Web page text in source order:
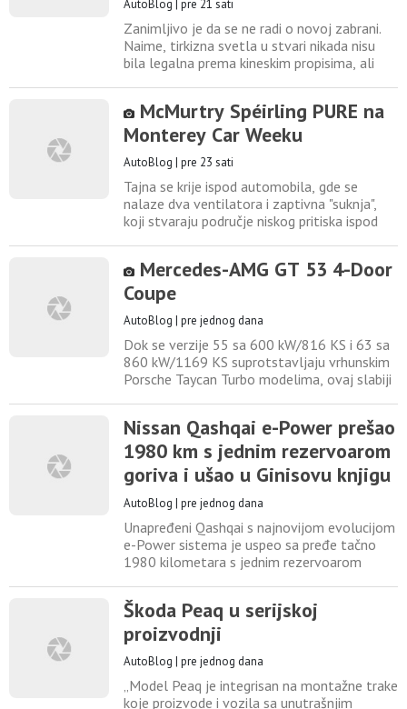
AutoBlog | pre 21 sati
Zanimljivo je da se ne radi o novoj zabrani.
Naime, tirkizna svetla u stvari nikada nisu
bila legalna prema kineskim propisima, ali
smatra se kineski Li Auto, koji ih je uveo
2022. godine kao oznaku da se automobil
kreće u autonomnom načinu vožnje. Ali
Mercedes-Benz
McMurtry Spéirling PURE na
Monterey Car Weeku
AutoBlog | pre 23 sati
Tajna se krije ispod automobila, gde se
nalaze dva ventilatora i zaptivna "suknja",
koji stvaraju područje niskog pritiska ispod
sistemu nije potrebna brzina da bi delovao.
Spéirling može da uđe u krivinu s nivoom
prianjanja kakav imaju trkački automobili. Ta
prednost
Mercedes-AMG GT 53 4-Door
Coupe
AutoBlog | pre jednog dana
Dok se verzije 55 sa 600 kW/816 KS i 63 sa
860 kW/1169 KS suprotstavljaju vrhunskim
Porsche Taycan Turbo modelima, ovaj slabiji
snaga kod verzije 53 je 400 kW/544 KS a
obrtni moment iznosi 800 Nm. Dovoljno za
ubrzanje od 0 do 100 km/h za 3,9 sekundi.
Iako se GT 53 snalazi
Nissan Qashqai e-Power prešao
1980 km s jednim rezervoarom
goriva i ušao u Ginisovu knjigu
rekorda
AutoBlog | pre jednog dana
Unapređeni Qashqai s najnovijom evolucijom
e-Power sistema je uspeo sa pređe tačno
1980 kilometara s jednim rezervoarom
udaljenost koju je SUV s produživačem
dometa prešao bez potrebe za eksternim
punjenjem ili dolivanjem goriva. Putovanje se
odvijalo u Kolumbiji od 14. do 17. jula 2026.,
od Bogote do karipske
Škoda Peaq u serijskoj
proizvodnji
AutoBlog | pre jednog dana
„Model Peaq je integrisan na montažne trake
koje proizvode i vozila sa unutrašnjim